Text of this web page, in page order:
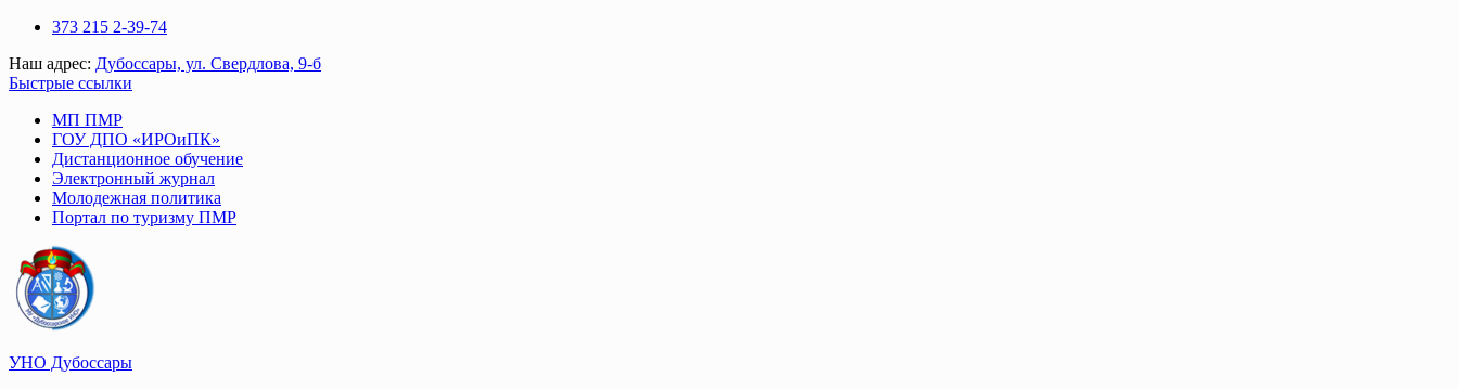
Перейти
содержимому
373 215 2-39-74
Наш адрес: Дубоссары, ул. Свердлова, 9-б
Быстрые ссылки
МП ПМР
ГОУ ДПО «ИРОиПК»
Дистанционное обучение
Электронный журнал
Молодежная политика
Портал по туризму ПМР
УНО Дубоссары